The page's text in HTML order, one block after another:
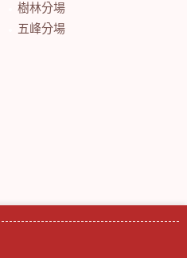
樹林分場
五峰分場